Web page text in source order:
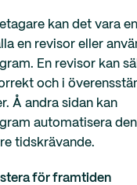
kan det vara
en revisor eller
En revisor kan
och i
Å andra sidan kan
automatisera
tidskrävande.
för framtiden